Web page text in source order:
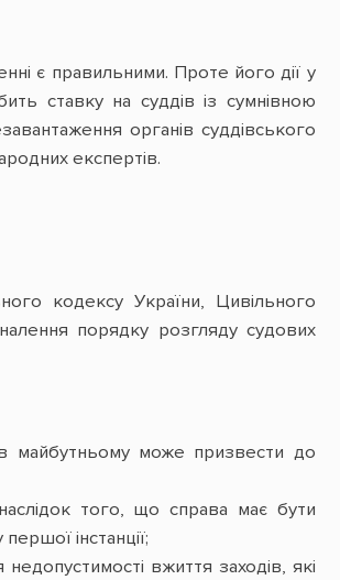
є правильними. Проте його дії у
ставку на суддів із сумнівною
органів суддівського
експертів.
кодексу України, Цивільного
порядку розгляду судових
майбутньому може призвести до
того, що справа має бути
інстанції;
вжиття заходів, які